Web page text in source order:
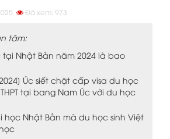
Đã xem: 973
tâm:
Nhật Bản năm 2024 là bao
Úc siết chặt cấp visa du học
tại bang Nam Úc với du học
học Nhật Bản mà du học sinh Việt